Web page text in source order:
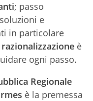
; passo
e
in particolare
razionalizzazione è
ogni passo.
Regionale
è la premessa